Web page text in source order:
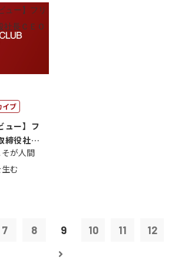
イブ
ュー】フ
締役社長
が人間
む
7 8 9 10 11 12